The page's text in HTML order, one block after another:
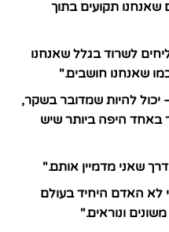
שאנחנו תקועים בתוך
לשרוד בגלל שאנחנו
שאנחנו חושבים."
להיות שמדובר בשקר,
היפה ביותר שיש
שאני מדמיין אותם."
לא האדם היחיד בעולם
ונוראים."